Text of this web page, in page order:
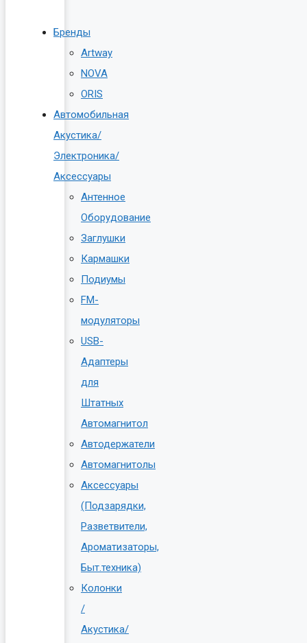
Бренды
Artway
NOVA
ORIS
Автомобильная
Акустика/
Электроника/
Аксессуары
Антенное
Оборудование
Заглушки
Кармашки
Подиумы
FM-
модуляторы
USB-
Адаптеры
для
Штатных
Автомагнитол
Автодержатели
Автомагнитолы
Аксессуары
(Подзарядки,
Разветвители,
Ароматизаторы,
Быт.техника)
Колонки
/
Акустика/